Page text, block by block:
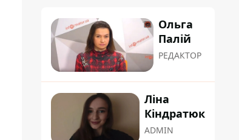
Ольга
Палій
РЕДАКТОР
Ліна
Кіндратюк
ADMIN